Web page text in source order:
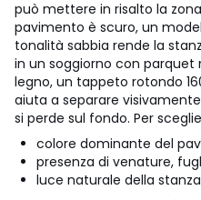
può mettere in risalto la
pavimento è scuro, un
tonalità sabbia rende la
in un soggiorno con
legno, un tappeto rotondo
aiuta a separare
si perde sul fondo. Per
colore dominante del
presenza di venature,
luce naturale della